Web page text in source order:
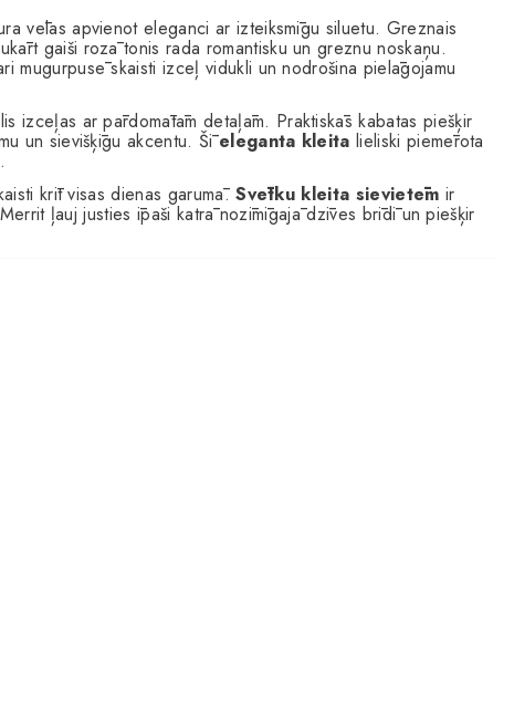
vēlas apvienot eleganci ar izteiksmīgu siluetu. Greznais
gaiši rozā tonis rada romantisku un greznu noskaņu.
mugurpusē skaisti izceļ vidukli un nodrošina pielāgojamu
izceļas ar pārdomātām detaļām. Praktiskās kabatas piešķir
un sievišķīgu akcentu. Šīeleganta kleita lieliski piemērota
krīt visas dienas garumā.Svētku kleita sievietēm ir
ļauj justies īpaši katrā nozīmīgajā dzīves brīdī un piešķir